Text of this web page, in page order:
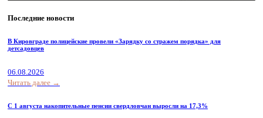
Последние новости
В Кировграде полицейские провели «Зарядку со стражем порядка» для
детсадовцев
06.08.2026
Читать далее →
С 1 августа накопительные пенсии свердловчан выросли на 17,3%